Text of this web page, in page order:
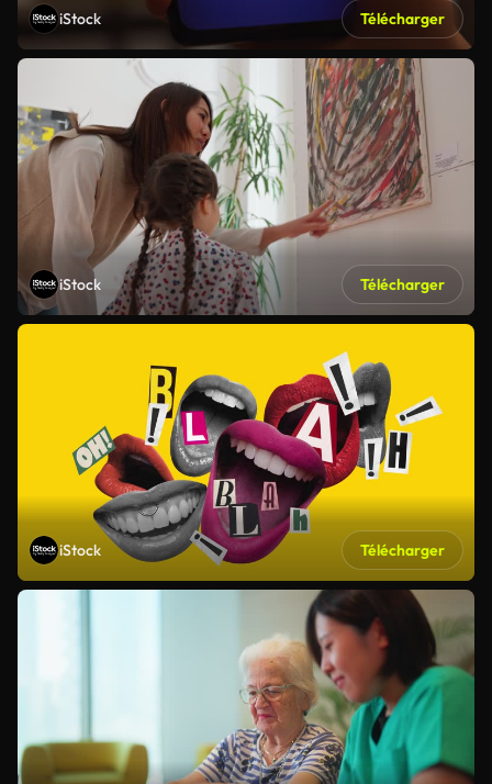
iStock Télécharger
iStock Télécharger
iStock Télécharger